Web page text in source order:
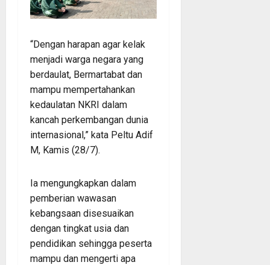
“Dengan harapan agar kelak
menjadi warga negara yang
berdaulat, Bermartabat dan
mampu mempertahankan
kedaulatan NKRI dalam
kancah perkembangan dunia
internasional,” kata Peltu Adif
M, Kamis (28/7).
Ia mengungkapkan dalam
pemberian wawasan
kebangsaan disesuaikan
dengan tingkat usia dan
pendidikan sehingga peserta
mampu dan mengerti apa